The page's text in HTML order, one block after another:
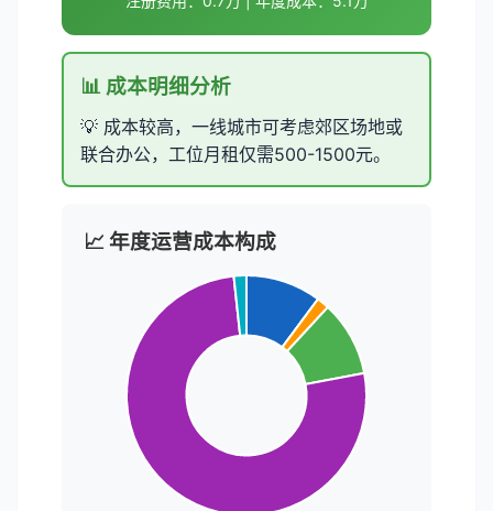
📊 成本明细分析
💡 成本较高，一线城市可考虑郊区场地或
联合办公，工位月租仅需500-1500元。
📈 年度运营成本构成